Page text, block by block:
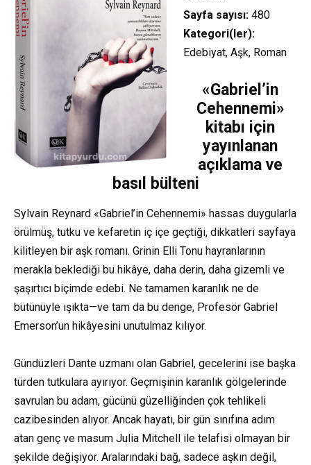
Sayfa sayısı: 480
Kategori(ler):
Edebiyat, Aşk, Roman
«Gabriel’in
Cehennemi»
kitabı için
yayınlanan
açıklama ve
basıl bülteni
Sylvain Reynard «Gabriel’in Cehennemi» hassas duygularla
örülmüş, tutku ve kefaretin iç içe geçtiği, dikkatleri sayfaya
kilitleyen bir aşk romanı. Grinin Elli Tonu hayranlarının
merakla beklediği bu hikâye, daha derin, daha gizemli ve
şaşırtıcı biçimde edebi. Ne tamamen karanlık ne de
bütünüyle ışıkta—ve tam da bu denge, Profesör Gabriel
Emerson’un hikâyesini unutulmaz kılıyor.
Gündüzleri Dante uzmanı olan Gabriel, gecelerini ise başka
türden tutkulara ayırıyor. Geçmişinin karanlık gölgelerinde
savrulan bu adam, gücünü güzelliğinden çok tehlikeli
cazibesinden alıyor. Ancak hayatı, bir gün sınıfına adım
atan genç ve masum Julia Mitchell ile telafisi olmayan bir
şekilde değişiyor. Aralarındaki bağ, sadece aşkın değil,